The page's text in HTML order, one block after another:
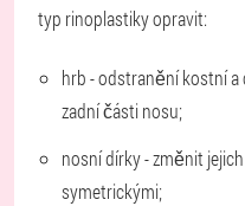
typ rinoplastiky opravit:
hrb - odstranění kostní
zadní části nosu;
nosní dírky - změnit
symetrickými;